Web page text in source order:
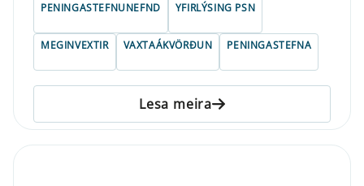
PENINGASTEFNUNEFND YFIRLÝSING PSN
MEGINVEXTIR VAXTAÁKVÖRÐUN PENINGASTEFNA
Lesa meira